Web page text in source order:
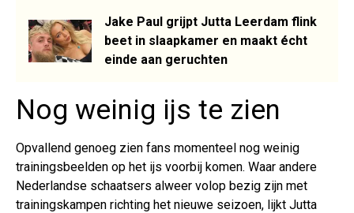
Jake Paul grijpt Jutta Leerdam flink
beet in slaapkamer en maakt écht
einde aan geruchten
Nog weinig ijs te zien
Opvallend genoeg zien fans momenteel nog weinig
trainingsbeelden op het ijs voorbij komen. Waar andere
Nederlandse schaatsers alweer volop bezig zijn met
trainingskampen richting het nieuwe seizoen, lijkt Jutta